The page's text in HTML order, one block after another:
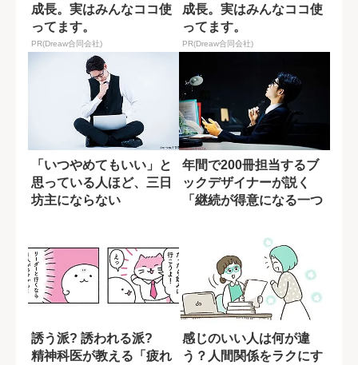
成長。実はみんなココ使
ってます。
PR(Dreaw合同会社)
成長。実はみんなココ使
ってます。
PR(Dreaw合同会社)
「いつやめてもいい」と
思っている人ほど、三日
坊主にならない
年間で200冊担当するブ
ックデザイナーが説く
「継続が得意になる一つ
誘う派? 誘われる派?
精神科医が教える「疲れ
感じのいい人は何が違
う？人間関係をラクにす